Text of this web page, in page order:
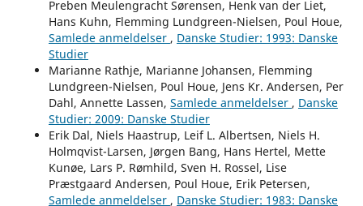
Preben Meulengracht Sørensen, Henk van der Liet,
Hans Kuhn, Flemming Lundgreen-Nielsen, Poul Houe,
Samlede anmeldelser , Danske Studier: 1993: Danske
Studier
Marianne Rathje, Marianne Johansen, Flemming
Lundgreen-Nielsen, Poul Houe, Jens Kr. Andersen, Per
Dahl, Annette Lassen, Samlede anmeldelser , Danske
Studier: 2009: Danske Studier
Erik Dal, Niels Haastrup, Leif L. Albertsen, Niels H.
Holmqvist-Larsen, Jørgen Bang, Hans Hertel, Mette
Kunøe, Lars P. Rømhild, Sven H. Rossel, Lise
Præstgaard Andersen, Poul Houe, Erik Petersen,
Samlede anmeldelser , Danske Studier: 1983: Danske